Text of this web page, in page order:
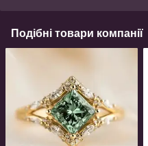
Подібні товари компанії